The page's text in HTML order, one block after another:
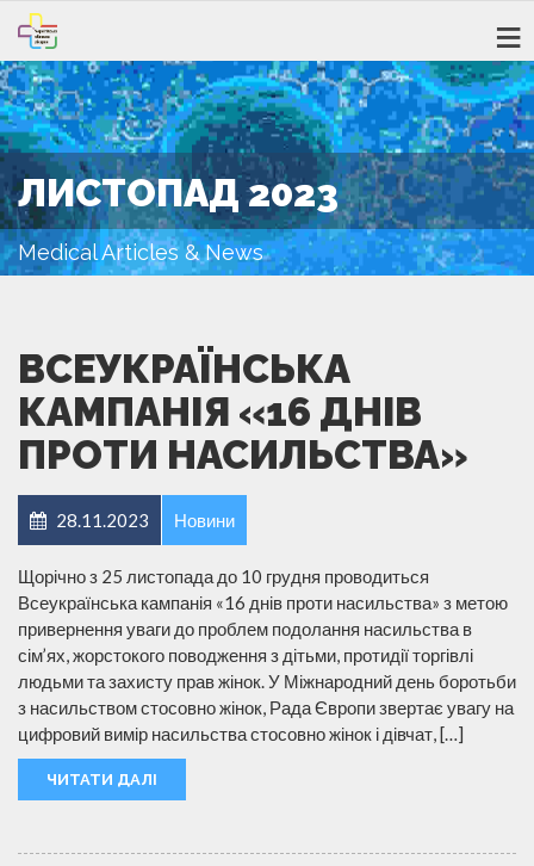
ЛИСТОПАД 2023
Medical Articles & News
ВСЕУКРАЇНСЬКА
КАМПАНІЯ «16 ДНІВ
ПРОТИ НАСИЛЬСТВА»
28.11.2023 Новини
Щорічно з 25 листопада до 10 грудня проводиться
Всеукраїнська кампанія «16 днів проти насильства» з метою
привернення уваги до проблем подолання насильства в
сім’ях, жорстокого поводження з дітьми, протидії торгівлі
людьми та захисту прав жінок. У Міжнародний день боротьби
з насильством стосовно жінок, Рада Європи звертає увагу на
цифровий вимір насильства стосовно жінок і дівчат, […]
ЧИТАТИ ДАЛІ